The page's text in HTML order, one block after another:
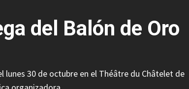
del Balón de Oro
lunes 30 de octubre en el Théâtre du Châtelet de